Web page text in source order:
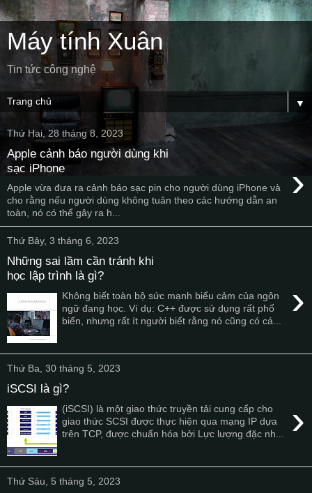
Máy tính Xuân
Tin tức công nghệ
▼
Thứ Hai, 28 tháng 8, 2023
Apple cảnh báo người dùng khi
sạc iPhone
›
Apple vừa đưa ra cảnh báo sạc pin cho người dùng iPhone và
cho rằng nếu người dùng không tuân theo các hướng dẫn an
toàn, nó có thể gây ra h...
Thứ Bảy, 3 tháng 6, 2023
Những sai lầm cần tránh khi
học lập trình là gì?
›
Không biết toàn bộ sức mạnh biểu cảm của ngôn
ngữ đang học. Ví dụ: C++ được sử dụng rất phổ
biến, nhưng rất ít người biết rằng nó cũng có cá...
Thứ Ba, 30 tháng 5, 2023
iSCSI là gì?
›
(iSCSI) là một giao thức truyền tải cung cấp cho
giao thức SCSI được thực hiện qua mạng IP dựa
trên TCP, được chuẩn hóa bởi Lực lượng đặc nh...
Thứ Sáu, 5 tháng 5, 2023